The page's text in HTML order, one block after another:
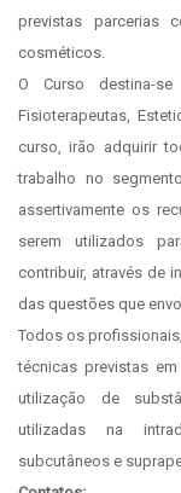
previstas parcerias
cosméticos.
O Curso destina-se
Fisioterapeutas,
curso, irão adquirir
trabalho no
assertivamente os
serem utilizados
contribuir, através de
das questões que
Todos os
técnicas previstas
utilização de
utilizadas na
subcutâneos e